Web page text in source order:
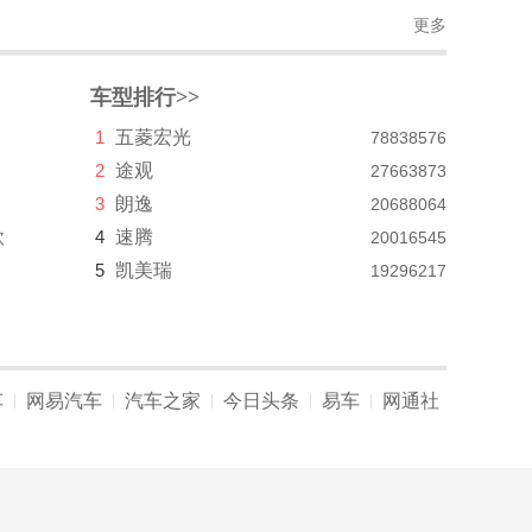
更多
车型排行>>
1 五菱宏光 78838576
2 途观 27663873
3 朗逸 20688064
4 速腾 20016545
5 凯美瑞 19296217
网易汽车 汽车之家 今日头条 易车 网通社